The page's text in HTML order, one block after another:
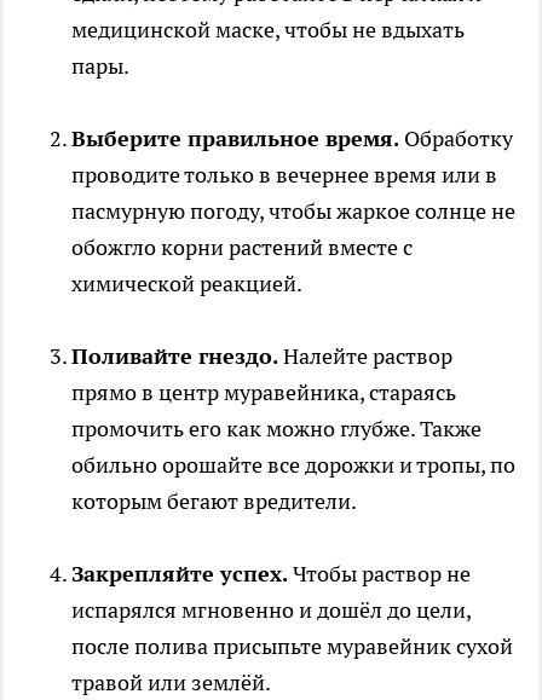
медицинской маске, чтобы не вдыхать
пары.
Выберите правильное время. Обработку
проводите только в вечернее время или в
пасмурную погоду, чтобы жаркое солнце не
обожгло корни растений вместе с
химической реакцией.
Поливайте гнездо.Налейте раствор
прямо в центр муравейника, стараясь
промочить его как можно глубже. Также
обильно орошайте все дорожки и тропы, по
которым бегают вредители.
Закрепляйте успех.Чтобы раствор не
испарялся мгновенно и дошёл до цели,
после полива присыпьте муравейник сухой
травой или землёй.